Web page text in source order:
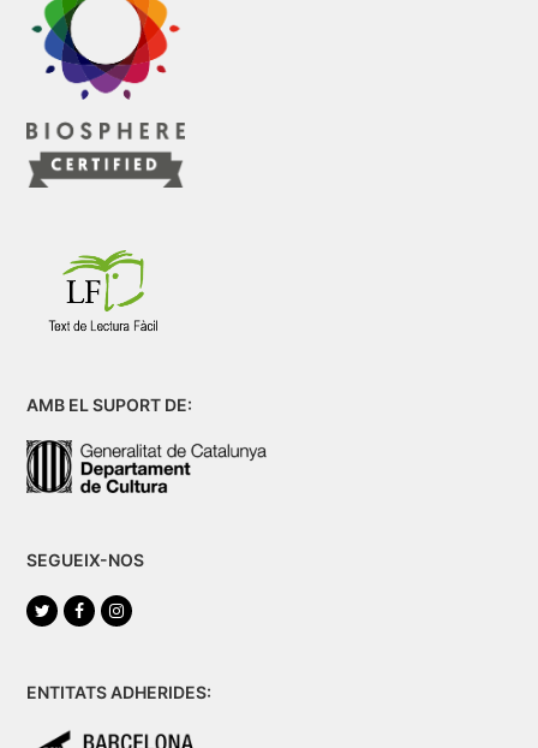
AMB EL SUPORT DE:
SEGUEIX-NOS
TwitterFacebookInstagram
ENTITATS ADHERIDES: